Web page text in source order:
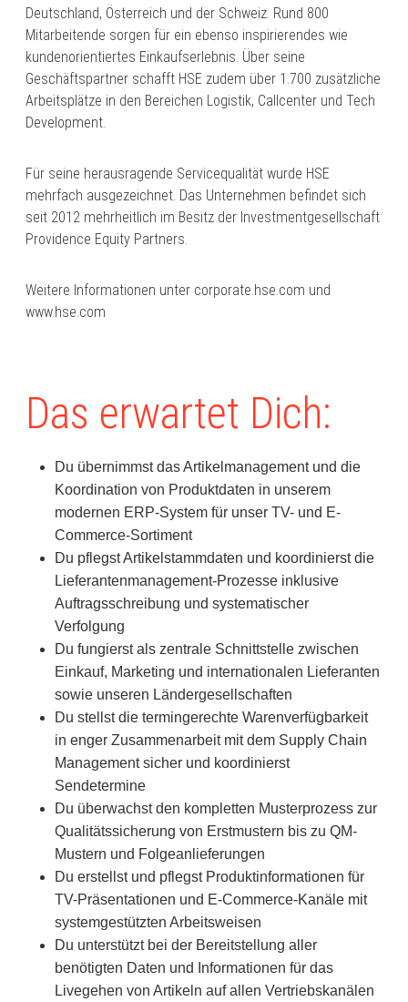
Deutschland, Österreich und der Schweiz. Rund 800
Mitarbeitende sorgen für ein ebenso inspirierendes wie
kundenorientiertes Einkaufserlebnis. Über seine
Geschäftspartner schafft HSE zudem über 1.700 zusätzliche
Arbeitsplätze in den Bereichen Logistik, Callcenter und Tech
Development.
Für seine herausragende Servicequalität wurde HSE
mehrfach ausgezeichnet. Das Unternehmen befindet sich
seit 2012 mehrheitlich im Besitz der Investmentgesellschaft
Providence Equity Partners.
Weitere Informationen unter corporate.hse.com und
www.hse.com
Das erwartet Dich:
Du übernimmst das Artikelmanagement und die
Koordination von Produktdaten in unserem
modernen ERP-System für unser TV- und E-
Commerce-Sortiment
Du pflegst Artikelstammdaten und koordinierst die
Lieferantenmanagement-Prozesse inklusive
Auftragsschreibung und systematischer
Verfolgung
Du fungierst als zentrale Schnittstelle zwischen
Einkauf, Marketing und internationalen Lieferanten
sowie unseren Ländergesellschaften
Du stellst die termingerechte Warenverfügbarkeit
in enger Zusammenarbeit mit dem Supply Chain
Management sicher und koordinierst
Sendetermine
Du überwachst den kompletten Musterprozess zur
Qualitätssicherung von Erstmustern bis zu QM-
Mustern und Folgeanlieferungen
Du erstellst und pflegst Produktinformationen für
TV-Präsentationen und E-Commerce-Kanäle mit
systemgestützten Arbeitsweisen
Du unterstützt bei der Bereitstellung aller
benötigten Daten und Informationen für das
Livegehen von Artikeln auf allen Vertriebskanälen